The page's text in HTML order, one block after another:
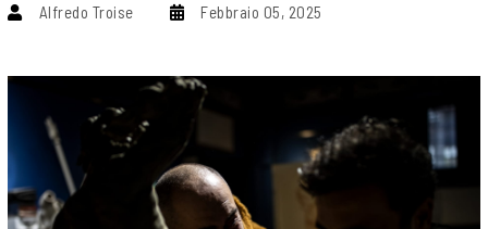
Alfredo Troise Febbraio 05, 2025